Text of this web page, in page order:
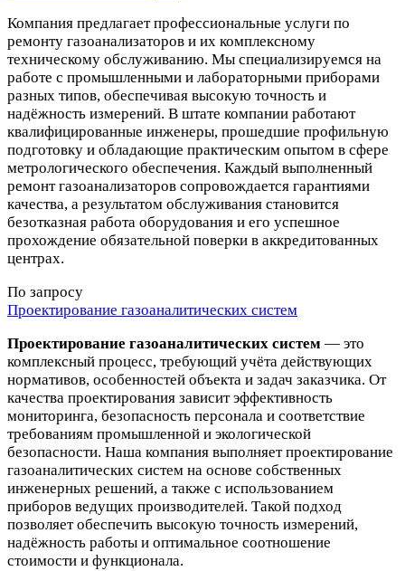
Компания предлагает профессиональные услуги по
ремонту газоанализаторов и их комплексному
техническому обслуживанию. Мы специализируемся на
работе с промышленными и лабораторными приборами
разных типов, обеспечивая высокую точность и
надёжность измерений. В штате компании работают
квалифицированные инженеры, прошедшие профильную
подготовку и обладающие практическим опытом в сфере
метрологического обеспечения. Каждый выполненный
ремонт газоанализаторов сопровождается гарантиями
качества, а результатом обслуживания становится
безотказная работа оборудования и его успешное
прохождение обязательной поверки в аккредитованных
центрах.
По запросу
Проектирование газоаналитических систем
Проектирование газоаналитических систем — это
комплексный процесс, требующий учёта действующих
нормативов, особенностей объекта и задач заказчика. От
качества проектирования зависит эффективность
мониторинга, безопасность персонала и соответствие
требованиям промышленной и экологической
безопасности. Наша компания выполняет проектирование
газоаналитических систем на основе собственных
инженерных решений, а также с использованием
приборов ведущих производителей. Такой подход
позволяет обеспечить высокую точность измерений,
надёжность работы и оптимальное соотношение
стоимости и функционала.